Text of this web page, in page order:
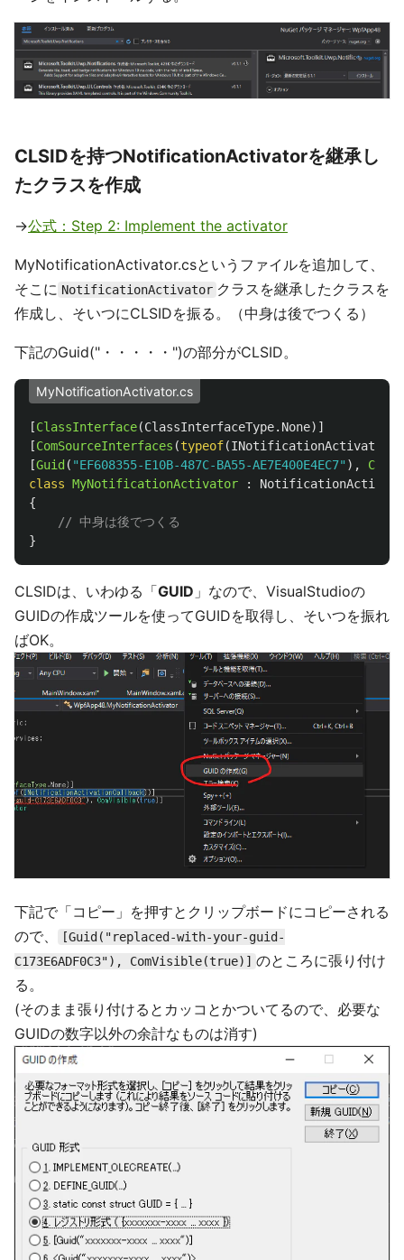
CLSIDを持つNotificationActivatorを継承し
たクラスを作成
→公式：Step 2: Implement the activator
MyNotificationActivator.csというファイルを追加して、
そこに NotificationActivator クラスを継承したクラスを
作成し、そいつにCLSIDを振る。（中身は後でつくる）
下記のGuid("・・・・・")の部分がCLSID。
MyNotificationActivator.cs
[ClassInterface(ClassInterfaceType. None)]
[ComSourceInterfaces (typeof(
[Guid ( "EF608355-E10B-487C-BA55-AE7E400E4EC7" ),
class MyNotificationActivator :
{
// 中身は後でつくる
}
CLSIDは、いわゆる「GUID 」なので、VisualStudioの
GUIDの作成ツールを使ってGUIDを取得し、そいつを振れ
ばOK。
下記で「コピー」を押すとクリップボードにコピーされる
ので、
[Guid("replaced-with-your-guid-
C173E6ADF0C3"), ComVisible(true)] のところに張り付け
る。
(そのまま張り付けるとカッコとかついてるので、必要な
GUIDの数字以外の余計なものは消す)